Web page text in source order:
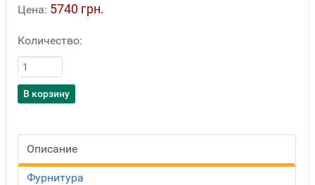
Цена: 5740 грн.
Количество:
Описание
Фурнитура